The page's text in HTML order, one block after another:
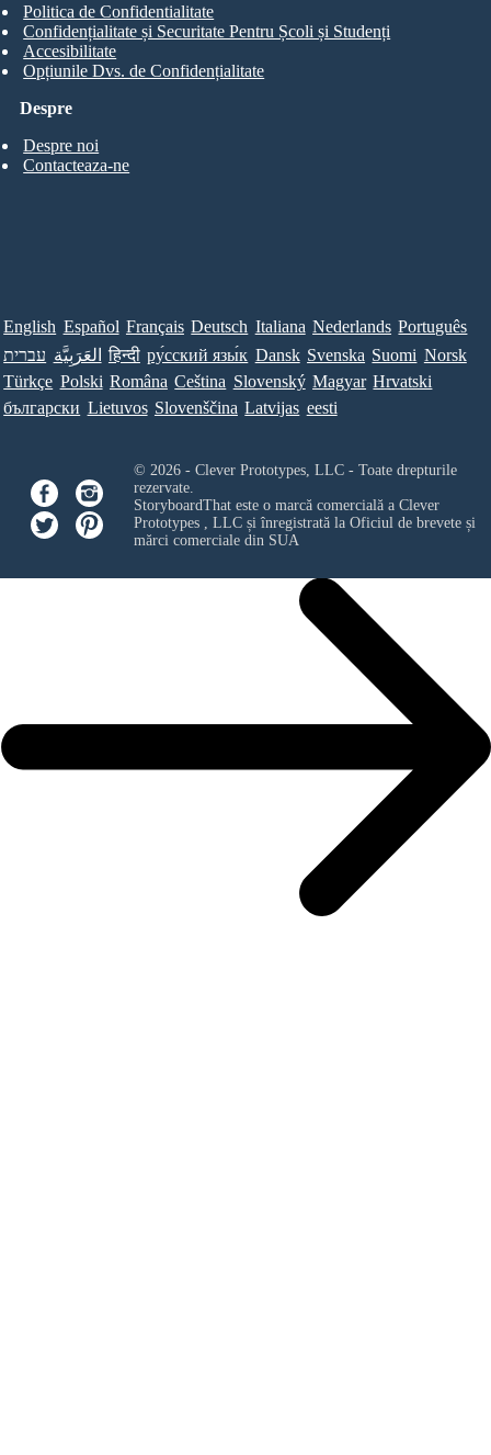
Despre
Despre noi
Contacteaza-ne
Politica de Confidentialitate
Confidențialitate și Securitate Pentru Școli și Studenți
Accesibilitate
Opțiunile Dvs. de Confidențialitate
English Español Français Deutsch Italiana Nederlands Português
עברית العَرَبِيَّة हिन्दी ру́сский язы́к Dansk Svenska Suomi Norsk
Türkçe Polski Româna Ceština Slovenský Magyar Hrvatski
български Lietuvos Slovenščina Latvijas eesti
© 2026 - Clever Prototypes, LLC - Toate drepturile
rezervate.
StoryboardThat este o marcă comercială a Clever
Prototypes , LLCși înregistrată la Oficiul de brevete și
mărci comerciale din SUA